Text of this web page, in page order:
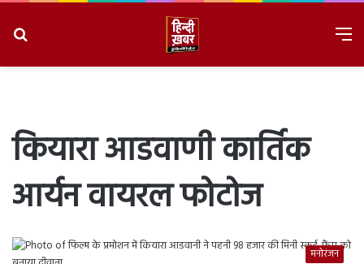
कियारा आडवाणी कार्तिक
आर्यन वायरल फोटोज
मनोरंजन